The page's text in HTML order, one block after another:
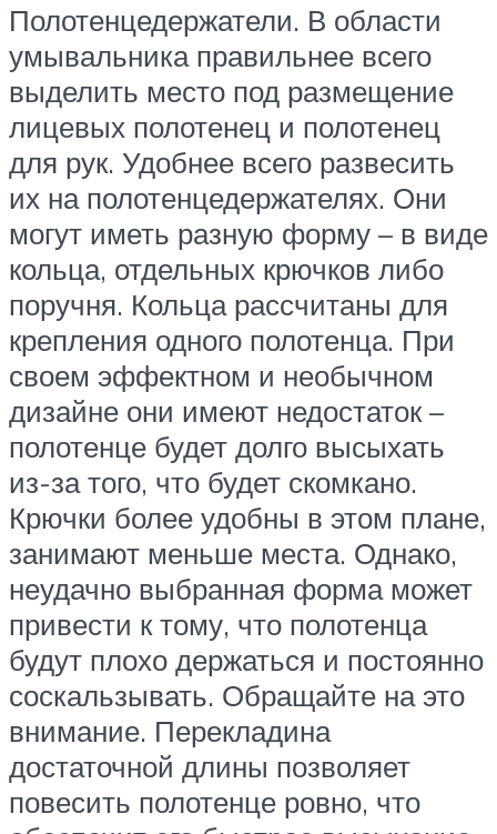
Полотенцедержатели. В области
умывальника правильнее всего
выделить место под размещение
лицевых полотенец и полотенец
для рук. Удобнее всего развесить
их на полотенцедержателях. Они
могут иметь разную форму – в виде
кольца, отдельных крючков либо
поручня. Кольца рассчитаны для
крепления одного полотенца. При
своем эффектном и необычном
дизайне они имеют недостаток –
полотенце будет долго высыхать
из-за того, что будет скомкано.
Крючки более удобны в этом плане,
занимают меньше места. Однако,
неудачно выбранная форма может
привести к тому, что полотенца
будут плохо держаться и постоянно
соскальзывать. Обращайте на это
внимание. Перекладина
достаточной длины позволяет
повесить полотенце ровно, что